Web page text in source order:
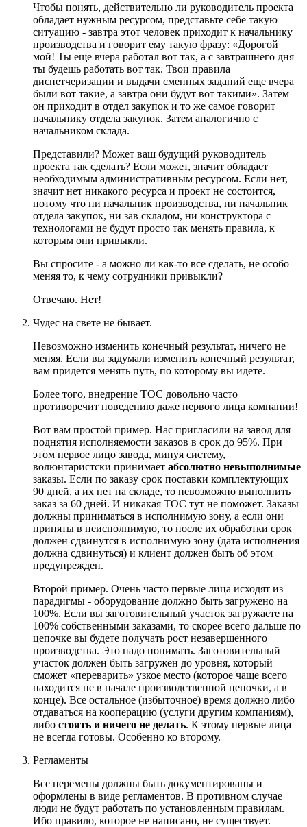
Чтобы понять, действительно ли руководитель проекта
обладает нужным ресурсом, представьте себе такую
ситуацию - завтра этот человек приходит к начальнику
производства и говорит ему такую фразу: «Дорогой
мой! Ты еще вчера работал вот так, а с завтрашнего дня
ты будешь работать вот так. Твои правила
диспетчеризации и выдачи сменных заданий еще вчера
были вот такие, а завтра они будут вот такими». Затем
он приходит в отдел закупок и то же самое говорит
начальнику отдела закупок. Затем аналогично с
начальником склада.
Представили? Может ваш будущий руководитель
проекта так сделать? Если может, значит обладает
необходимым административным ресурсом. Если нет,
значит нет никакого ресурса и проект не состоится,
потому что ни начальник производства, ни начальник
отдела закупок, ни зав складом, ни конструктора с
технологами не будут просто так менять правила, к
которым они привыкли.
Вы спросите - а можно ли как-то все сделать, не особо
меняя то, к чему сотрудники привыкли?
Отвечаю. Нет!
Чудес на свете не бывает.
Невозможно изменить конечный результат, ничего не
меняя. Если вы задумали изменить конечный результат,
вам придется менять путь, по которому вы идете.
Более того, внедрение ТОС довольно часто
противоречит поведению даже первого лица компании!
Вот вам простой пример. Нас пригласили на завод для
поднятия исполняемости заказов в срок до 95%. При
этом первое лицо завода, минуя систему,
волюнтаристски принимает абсолютно невыполнимые
заказы. Если по заказу срок поставки комплектующих
90 дней, а их нет на складе, то невозможно выполнить
заказ за 60 дней. И никакая ТОС тут не поможет. Заказы
должны приниматься в исполнимую зону, а если они
приняты в неисполнимую, то после их обработки срок
должен сдвинутся в исполнимую зону (дата исполнения
должна сдвинуться) и клиент должен быть об этом
предупрежден.
Второй пример. Очень часто первые лица исходят из
парадигмы - оборудование должно быть загружено на
100%. Если вы заготовительный участок загружаете на
100% собственными заказами, то скорее всего дальше по
цепочке вы будете получать рост незавершенного
производства. Это надо понимать. Заготовительный
участок должен быть загружен до уровня, который
сможет «переварить» узкое место (которое чаще всего
находится не в начале производственной цепочки, а в
конце). Все остальное (избыточное) время должно либо
отдаваться на кооперацию (услуги другим компаниям),
либо стоять и ничего не делать. К этому первые лица
не всегда готовы. Особенно ко второму.
Регламенты
Все перемены должны быть документированы и
оформлены в виде регламентов. В противном случае
люди не будут работать по установленным правилам.
Ибо правило, которое не написано, не существует.